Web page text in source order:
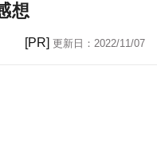
想
[PR] 更新日： 2022/11/07